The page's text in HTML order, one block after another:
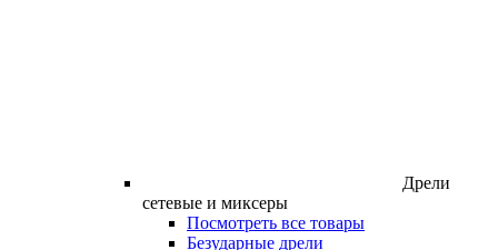
Дрели
сетевые и миксеры
Посмотреть все товары
Безударные дрели